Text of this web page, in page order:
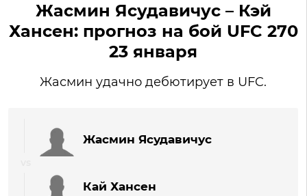
Жасмин Ясудавичус – Кэй
Хансен: прогноз на бой UFC 270
23 января
Жасмин удачно дебютирует в UFC.
Жасмин Ясудавичус
Кай Хансен